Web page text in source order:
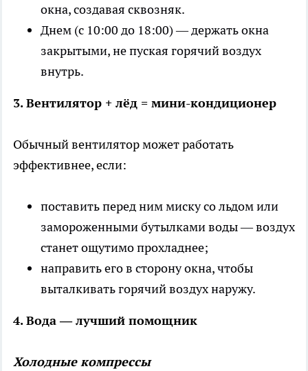
окна, создавая сквозняк.
Днем (с 10:00 до 18:00) — держать окна
закрытыми, не пуская горячий воздух
внутрь.
3. Вентилятор + лёд = мини-кондиционер
Обычный вентилятор может работать
эффективнее, если:
поставить перед ним миску со льдом или
замороженными бутылками воды — воздух
станет ощутимо прохладнее;
направить его в сторону окна, чтобы
выталкивать горячий воздух наружу.
4. Вода — лучший помощник
Холодные компрессы